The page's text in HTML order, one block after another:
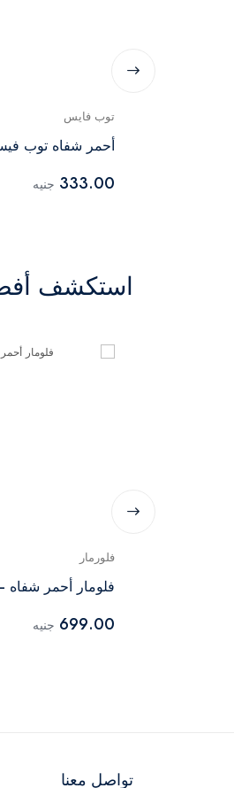
توب فايس
أحمر شفاه توب فيس غير
333.00 جنيه
استكشف
فلورمار
فلومار أحمر شفاه – درجة
699.00 جنيه
تواصل معنا